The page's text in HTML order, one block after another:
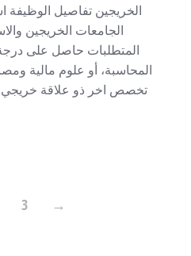
الخريجين تفاصيل
الجامعات الخريجين
المتطلبات حاصل على
المحاسبة، أو علوم مالية
3 →